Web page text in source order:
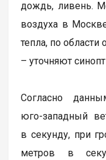
дождь, ливень.
воздуха в
тепла, по
– уточняют
Согласно
юго-западный
в секунду, при
метров в